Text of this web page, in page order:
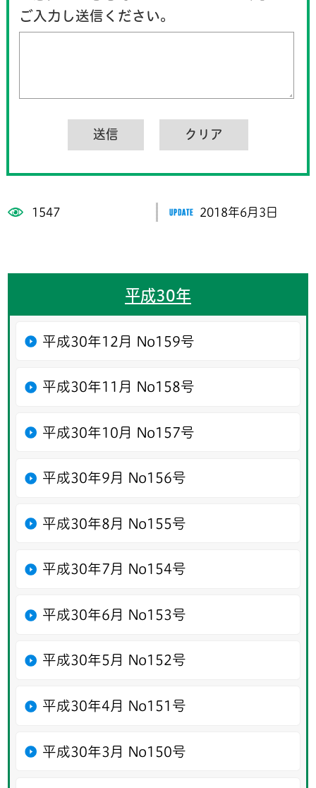
ご入力し送信ください。
1547 2018年6月3日
平成30年
平成30年12月 No159号
平成30年11月 No158号
平成30年10月 No157号
平成30年9月 No156号
平成30年8月 No155号
平成30年7月 No154号
平成30年6月 No153号
平成30年5月 No152号
平成30年4月 No151号
平成30年3月 No150号